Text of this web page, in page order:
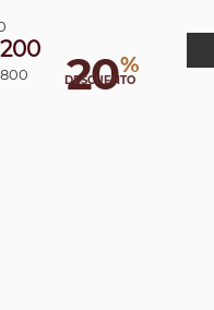
20%
DESCUENTO